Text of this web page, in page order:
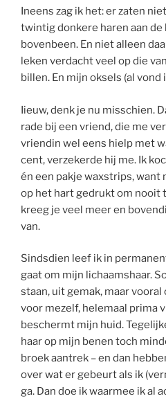
Ineens zag ik het: er zaten
twintig donkere haren aan
bovenbeen. En niet alleen
leken verdacht veel op die
billen. En mijn oksels (al vond
Iieuw, denk je nu misschien.
rade bij een vriend, die me
vriendin wel eens hielp met
cent, verzekerde hij me. Ik
én een pakje waxstrips, want
op het hart gedrukt om nooit
kreeg je veel meer en
van.
Sindsdien leef ik in
gaat om mijn lichaamshaar.
staan, uit gemak, maar
voor mezelf, helemaal prima
beschermt mijn huid.
haar op mijn benen toch
broek aantrek – en dan
over wat er gebeurt als ik
ga. Dan doe ik waarmee ik al